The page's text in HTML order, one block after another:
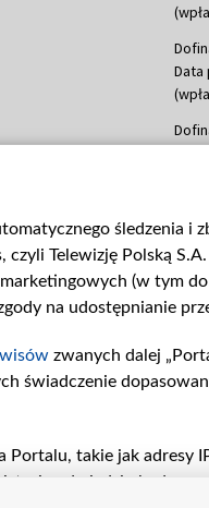
Data
Data
26
Data
śledzenia i
Telewizję Polską
(w tym
na udostępnianie
zwanych dalej
Portalu, takie jak adresy
odwiedzin będą